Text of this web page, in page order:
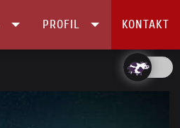
PROFIL KONTAKT